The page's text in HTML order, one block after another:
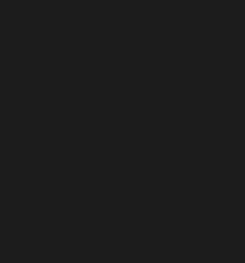
система скидок, на